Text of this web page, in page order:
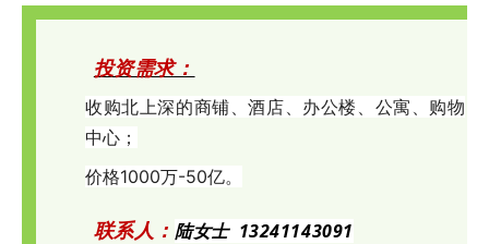
投资需求：
收购北 上深的商铺、酒店、办公楼、公寓、购物
中心；
价格1000万-50亿。
联系人： 陆女士 13241143091